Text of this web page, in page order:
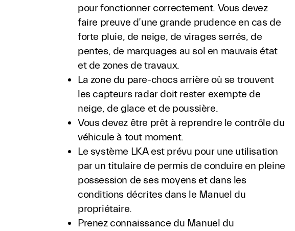
pour fonctionner correctement. Vous devez
faire preuve d’une grande prudence en cas de
forte pluie, de neige, de virages serrés, de
pentes, de marquages au sol en mauvais état
et de zones de travaux.
La zone du pare-chocs arrière où se trouvent
les capteurs radar doit rester exempte de
neige, de glace et de poussière.
Vous devez être prêt à reprendre le contrôle du
véhicule à tout moment.
Le système LKA est prévu pour une utilisation
par un titulaire de permis de conduire en pleine
possession de ses moyens et dans les
conditions décrites dans le Manuel du
propriétaire.
Prenez connaissance du Manuel du